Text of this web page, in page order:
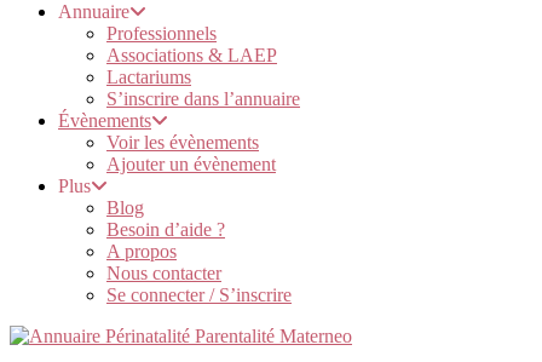
Annuaire
Professionnels
Associations & LAEP
Lactariums
S’inscrire dans l’annuaire
Évènements
Voir les évènements
Ajouter un évènement
Plus
Blog
Besoin d’aide ?
A propos
Nous contacter
Se connecter / S’inscrire